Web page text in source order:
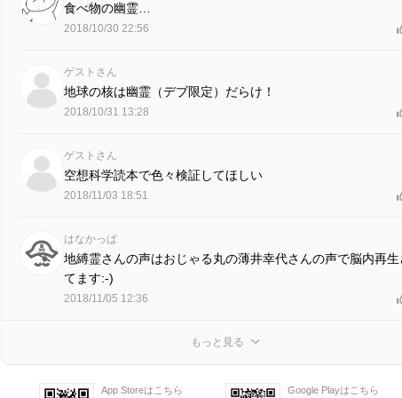
食べ物の幽霊…
2018/10/30 22:56
ゲストさん
地球の核は幽霊（デブ限定）だらけ！
2018/10/31 13:28
ゲストさん
空想科学読本で色々検証してほしい
2018/11/03 18:51
はなかっぱ
地縛霊さんの声はおじゃる丸の薄井幸代さんの声で脳内再生
てます:-)
2018/11/05 12:36
もっと見る
App Storeはこちら Google Playはこちら